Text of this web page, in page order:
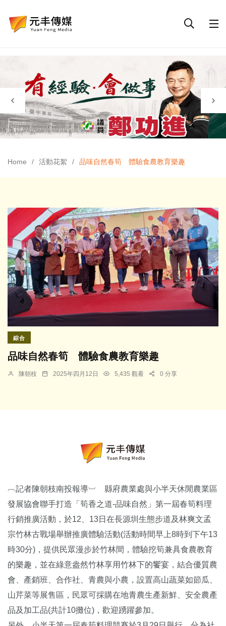
Home 活動花絮 品味自然春筍 體驗食農教育樂趣
綜合
品味自然春筍 體驗食農教育樂趣
陳朝枝 2025年四月12日 5,435 觀看 0 分享
︹記者陳朝枝南投報導︺ 縣府農業處與小半天休閒農業區
發展協會聯手打造「筍香之道-品味自然」第一屆春筍料理
行銷推廣活動，於12、13日在長源圳生態步道及林爽文孟
宗竹林古戰場舉辦推廣體驗活動(活動時間早上8時到下午13
時30分)，提供民眾漫步於竹林間，體驗挖筍兼具食農教育
的樂趣，並在綠意盎然竹林享用竹林下的饗宴，結合優質農
會、產銷班、合作社、青農與小農，設置高山蔬菜如節瓜、
山芹菜等展售區，民眾可採購在地青農生產新鮮、安全農產
品及加工品(共計10攤位)，歡迎踴躍參加。